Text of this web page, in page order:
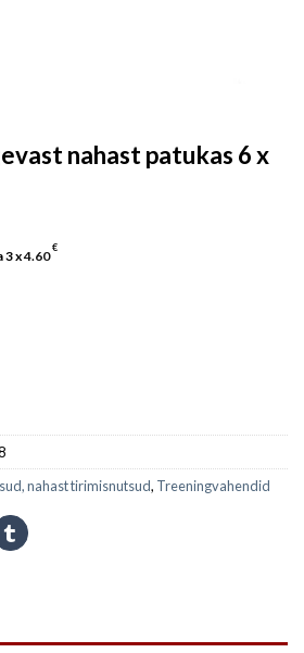
nahast patukas 6 x
3 x4.60
€
nahast tirimisnutsud, Treeningvahendid